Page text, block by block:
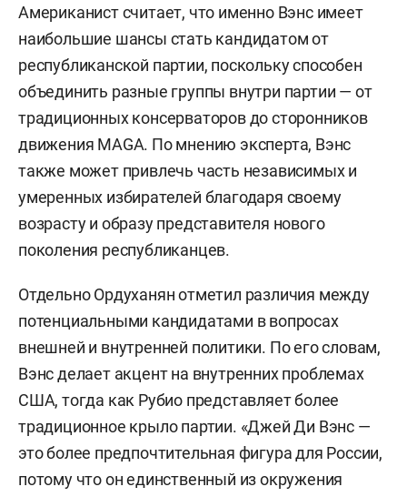
Американист считает, что именно Вэнс имеет
наибольшие шансы стать кандидатом от
республиканской партии, поскольку способен
объединить разные группы внутри партии — от
традиционных консерваторов до сторонников
движения MAGA. По мнению эксперта, Вэнс
также может привлечь часть независимых и
умеренных избирателей благодаря своему
возрасту и образу представителя нового
поколения республиканцев.
Отдельно Ордуханян отметил различия между
потенциальными кандидатами в вопросах
внешней и внутренней политики. По его словам,
Вэнс делает акцент на внутренних проблемах
США, тогда как Рубио представляет более
традиционное крыло партии. «Джей Ди Вэнс —
это более предпочтительная фигура для России,
потому что он единственный из окружения